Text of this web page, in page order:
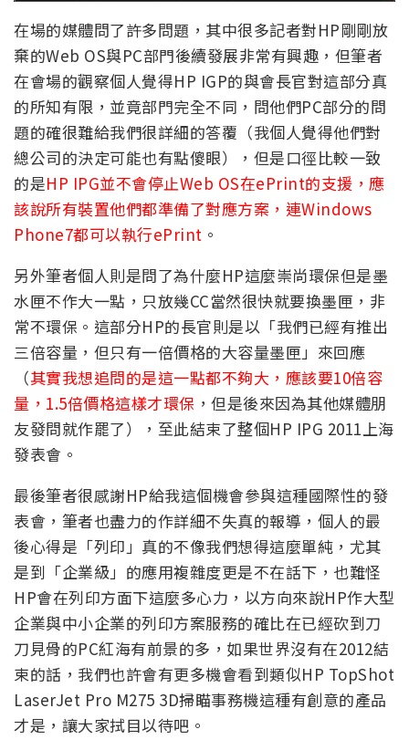
在場的媒體問了許多問題，其中很多記者對HP剛剛放
棄的Web OS與PC部門後續發展非常有興趣，但筆者
在會場的觀察個人覺得HP IGP的與會長官對這部分真
的所知有限，並竟部門完全不同，問他們PC部分的問
題的確很難給我們很詳細的答覆（我個人覺得他們對
總公司的決定可能也有點傻眼），但是口徑比較一致
的是HP IPG並不會停止Web OS在ePrint的支援，應
該說所有裝置他們都準備了對應方案，連Windows
Phone7都可以執行ePrint 。
另外筆者個人則是問了為什麼HP這麼崇尚環保但是墨
水匣不作大一點，只放幾CC當然很快就要換墨匣，非
常不環保。這部分HP的長官則是以「我們已經有推出
三倍容量，但只有一倍價格的大容量墨匣」來回應
（其實我想追問的是這一點都不夠大，應該要10倍容
量，1.5倍價格這樣才環保 ，但是後來因為其他媒體朋
友發問就作罷了），至此結束了整個HP IPG 2011上海
發表會。
最後筆者很感謝HP給我這個機會參與這種國際性的發
表會，筆者也盡力的作詳細不失真的報導，個人的最
後心得是「列印」真的不像我們想得這麼單純，尤其
是到「企業級」的應用複雜度更是不在話下，也難怪
HP會在列印方面下這麼多心力，以方向來說HP作大型
企業與中小企業的列印方案服務的確比在已經砍到刀
刀見骨的PC紅海有前景的多，如果世界沒有在2012結
束的話，我們也許會有更多機會看到類似HP TopShot
LaserJet Pro M275 3D掃瞄事務機這種有創意的產品
才是，讓大家拭目以待吧。